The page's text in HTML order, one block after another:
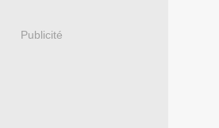
Publicité